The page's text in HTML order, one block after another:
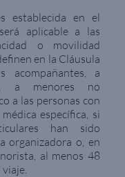
establecida en el
aplicable a las
o movilidad
en la Cláusula
a
a menores no
a las personas con
específica, si
han sido
organizadora o, en
al menos 48